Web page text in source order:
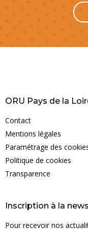
ORU Pays de la
Contact
Mentions légales
Paramétrage des
Politique de cookies
Transparence
Inscription à la
Pour recevoir nos